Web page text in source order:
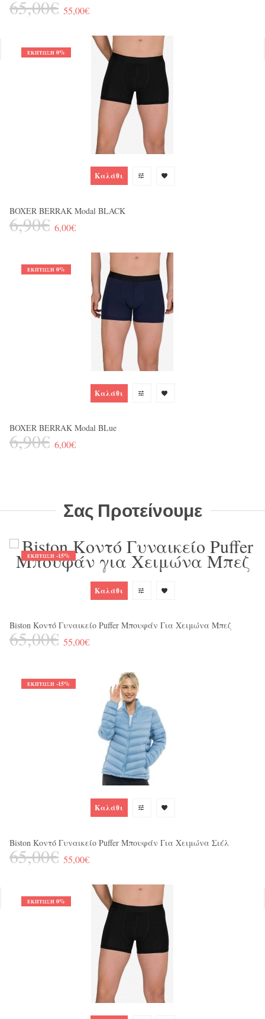
65,00€ 55,00€
ΈΚΠΤΩΣΗ 0%
Καλάθι
BOXER BERRAK Modal BLACK
6,90€ 6,00€
ΈΚΠΤΩΣΗ 0%
Καλάθι
BOXER BERRAK Modal BLue
6,90€ 6,00€
Σας Προτείνουμε
ΈΚΠΤΩΣΗ -15%
Καλάθι
Biston Κοντό Γυναικείο Puffer Μπουφάν Για Χειμώνα Μπεζ
65,00€ 55,00€
ΈΚΠΤΩΣΗ -15%
Καλάθι
Biston Κοντό Γυναικείο Puffer Μπουφάν Για Χειμώνα Σιέλ
65,00€ 55,00€
ΈΚΠΤΩΣΗ 0%